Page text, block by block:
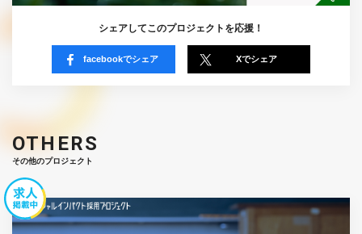
シェアしてこのプロジェクトを応援！
facebookでシェア Xでシェア
OTHERS
その他のプロジェクト